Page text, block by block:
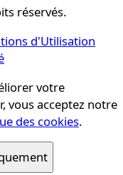
réservés.
d'Utilisation
votre
vous acceptez notre
des cookies.